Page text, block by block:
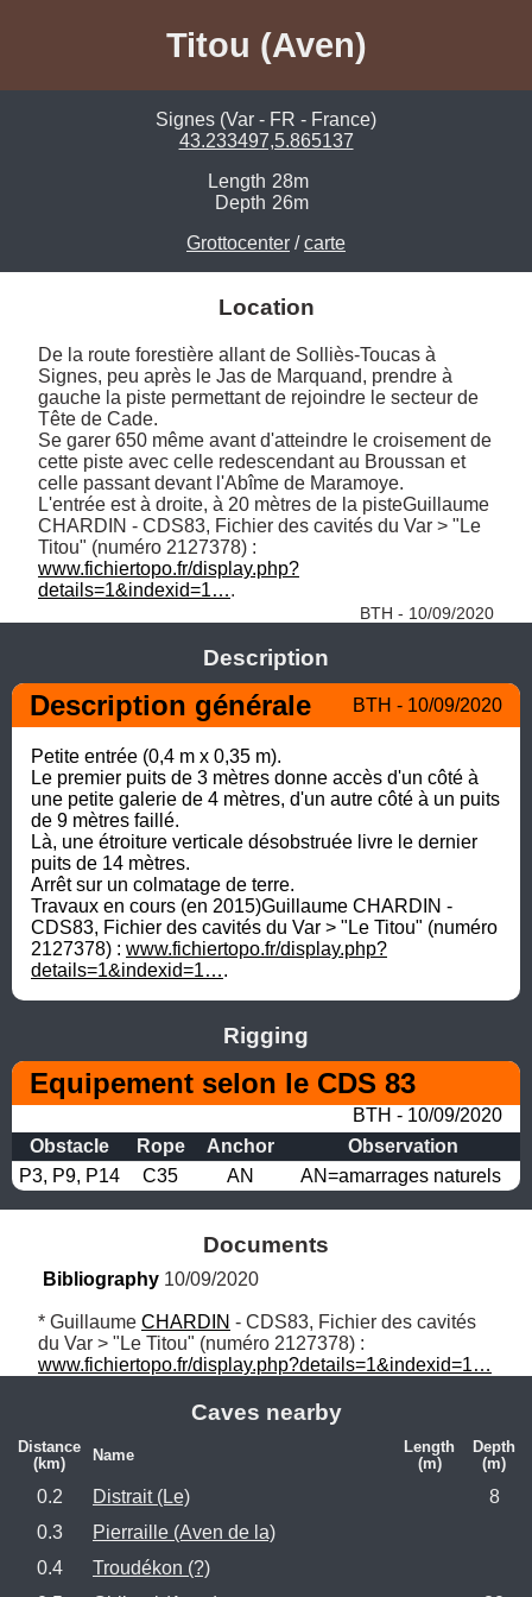
Titou (Aven)
Signes (Var - FR - France)
43.233497,5.865137
Length 28m
Depth 26m
Grottocenter /carte
Location
De la route forestière allant de Solliès-Toucas à
Signes, peu après le Jas de Marquand, prendre à
gauche la piste permettant de rejoindre le secteur de
Tête de Cade.
Se garer 650 même avant d'atteindre le croisement de
cette piste avec celle redescendant au Broussan et
celle passant devant l'Abîme de Maramoye.
L'entrée est à droite, à 20 mètres de la pisteGuillaume
CHARDIN - CDS83, Fichier des cavités du Var > "Le
www.fichiertopo.fr/display.php?
details=1&indexid=1….
BTH - 10/09/2020
Description
Description générale BTH - 10/09/2020
Petite entrée (0,4 m x 0,35 m).
Le premier puits de 3 mètres donne accès d'un côté à
une petite galerie de 4 mètres, d'un autre côté à un puits
de 9 mètres faillé.
Là, une étroiture verticale désobstruée livre le dernier
puits de 14 mètres.
Arrêt sur un colmatage de terre.
Travaux en cours (en 2015)Guillaume CHARDIN -
CDS83, Fichier des cavités du Var > "Le Titou" (numéro
2127378) : www.fichiertopo.fr/display.php?
details=1&indexid=1….
Rigging
Equipement selon le CDS 83
BTH - 10/09/2020
Obstacle
Rope Anchor
Observation
P3, P9, P14
C35 AN AN=amarrages naturels
Documents
Bibliography 10/09/2020
* Guillaume CHARDIN - CDS83, Fichier des cavités
www.fichiertopo.fr/display.php?details=1&indexid=1…
Caves nearby
Distance
(km)
Name
Length
(m)
Depth
(m)
0.2 Distrait (Le)
8
0.3
Pierraille (Aven de la)
0.4
Troudékon (?)